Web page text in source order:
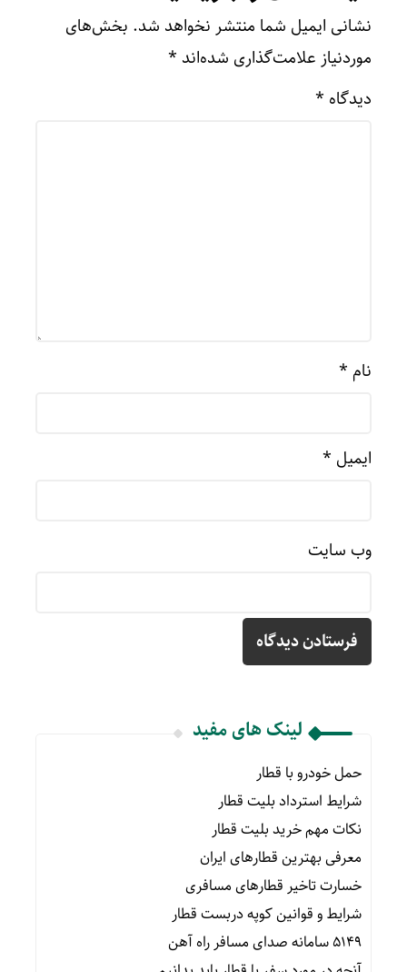
نشانی ایمیل شما منتشر نخواهد شد. بخش‌های
موردنیاز علامت‌گذاری شده‌اند *
دیدگاه *
نام *
ایمیل *
وب‌ سایت
لینک های مفید
حمل خودرو با قطار
شرایط استرداد بلیت قطار
نکات مهم خرید بلیت قطار
معرفی بهترین قطارهای ایران
خسارت تاخیر قطارهای مسافری
شرایط و قوانین کوپه دربست قطار
۵۱۴۹ سامانه صدای مسافر راه آهن